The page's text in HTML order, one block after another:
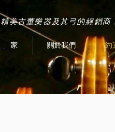
精美古董樂器及其弓的經銷商
家 關於我們 約